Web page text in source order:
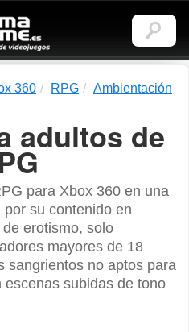
360 RPG
Ambientación
adultos de
para Xbox 360 en una
su contenido en
erotismo, solo
mayores de 18
sangrientos no aptos para
subidas de tono